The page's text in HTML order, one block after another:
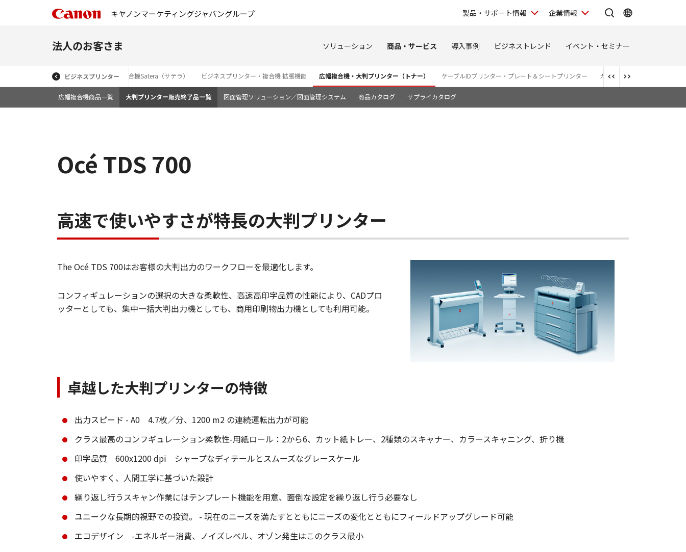
キヤノンマーケティングジャパングループ 製品・サポート情報 企業情報
法人のお客さま ソリューション 商品・サービス 導入事例 ビジネストレンド イベント・セミナー
ビジネスプリンター
レーザービームプリンター・複合機Satera（サテラ） ビジネスプリンター・複合機 拡張機能 広幅複合機・大判プリンター（トナー） ケーブルIDプリンター・プレート＆シートプリンター カードプリンター
広幅複合機商品一覧 大判プリンター販売終了品一覧 図面管理ソリューション／図面管理システム 商品カタログ サプライカタログ
Océ TDS 700
高速で使いやすさが特長の大判プリンター
The Océ TDS 700はお客様の大判出力のワークフローを最適化します。
コンフィギュレーションの選択の大きな柔軟性、高速高印字品質の性能により、CADプロ
ッターとしても、集中一括大判出力機としても、商用印刷物出力機としても利用可能。
卓越した大判プリンターの特徴
出力スピード - A0 4.7枚／分、1200 m2 の連続運転出力が可能
クラス最高のコンフギュレーション柔軟性-用紙ロール：2から6、カット紙トレー、2種類のスキャナー、カラースキャニング、折り機
印字品質 600x1200 dpi シャープなディテールとスムーズなグレースケール
使いやすく、人間工学に基づいた設計
繰り返し行うスキャン作業にはテンプレート機能を用意、面倒な設定を繰り返し行う必要なし
ユニークな長期的視野での投資。 - 現在のニーズを満たすとともにニーズの変化とともにフィールドアップグレード可能
エコデザイン -エネルギー消費、ノイズレベル、オゾン発生はこのクラス最小